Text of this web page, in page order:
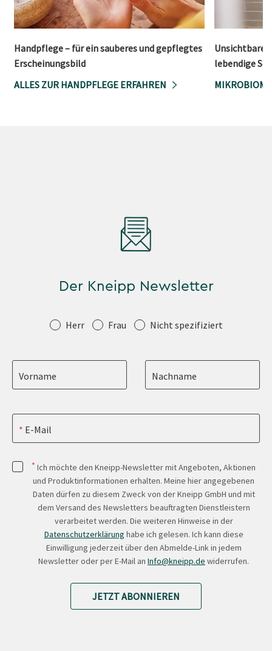
Handpflege – für ein sauberes und gepflegtes
Erscheinungsbild
ALLES ZUR HANDPFLEGE ERFAHREN
Unsichtbare
lebendige
MIKROBIOM-
Der Kneipp Newsletter
Anrede Herr Frau Nicht spezifiziert
Vorname Nachname
E-Mail
* Ich möchte den Kneipp-Newsletter mit Angeboten, Aktionen
und Produktinformationen erhalten. Meine hier angegebenen
Daten dürfen zu diesem Zweck von der Kneipp GmbH und mit
dem Versand des Newsletters beauftragten Dienstleistern
verarbeitet werden. Die weiteren Hinweise in der
Datenschutzerklärung habe ich gelesen. Ich kann diese
Einwilligung jederzeit über den Abmelde-Link in jedem
Newsletter oder per E-Mail an Info@kneipp.de widerrufen.
JETZT ABONNIEREN